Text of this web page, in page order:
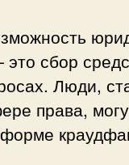
сбор
Люди,
права,